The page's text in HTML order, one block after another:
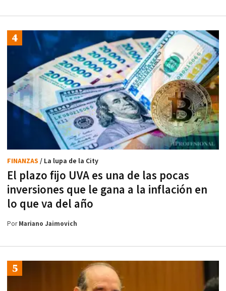
El plazo fijo UVA es una de las pocas
inversiones que le gana a la inflación en
lo que va del año
FINANZAS / La lupa de la City
PorMariano Jaimovich